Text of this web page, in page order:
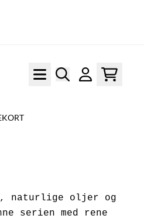
naturlige oljer og
serien med rene